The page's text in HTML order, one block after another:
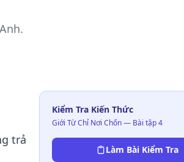
trả
Kiểm Tra Kiến Thức
Giới Từ Chỉ Nơi Chốn — Bài tập 4
Làm Bài Kiểm Tra